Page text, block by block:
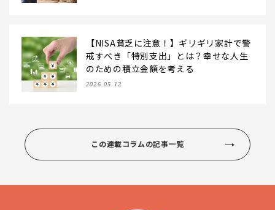
【NISA貧乏に注意！】ギリギリ家計で警
戒すべき「特別支出」とは？幸せな人生
のための積立金額を考える
2026.05.12
この連載コラムの記事一覧